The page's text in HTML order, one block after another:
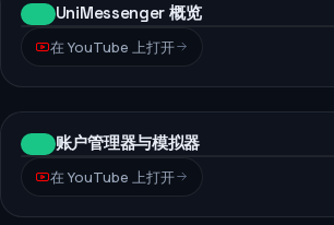
UniMessenger 概览
在 YouTube 上打开
账户管理器与模拟器
在 YouTube 上打开